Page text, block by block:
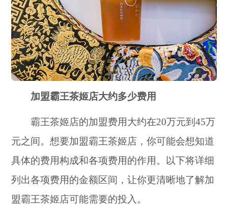
加盟霸王茶姬店大约多少费用
霸王茶姬店的加盟费用大约在20万元到45万
元之间。想要加盟霸王茶姬店，你可能会想知道
具体的费用构成和各项费用的作用。以下将详细
列出各项费用的金额区间，让你更清晰地了解加
盟霸王茶姬店可能需要的投入。